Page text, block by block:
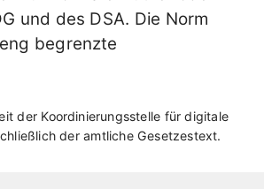
und des DSA. Die Norm
begrenzte
der Koordinierungsstelle für digitale
der amtliche Gesetzestext.